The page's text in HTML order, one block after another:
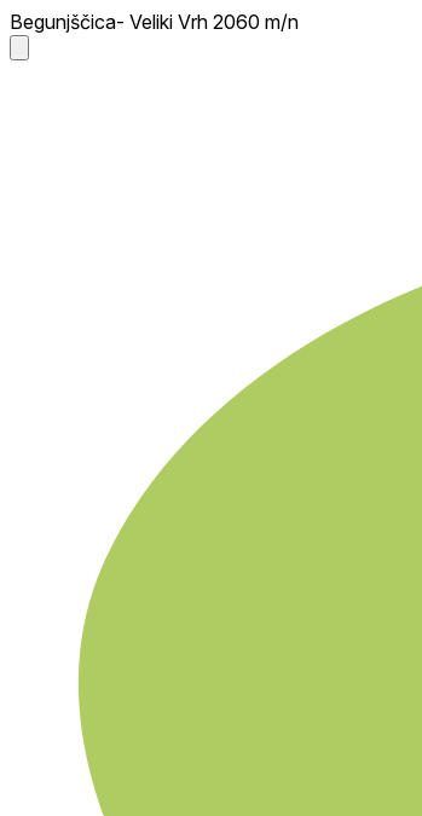
Begunjščica- Veliki Vrh 2060 m/n